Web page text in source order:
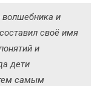
волшебника и
своё имя
и
дети
самым